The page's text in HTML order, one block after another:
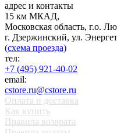
адрес и контакты
15 км МКАД,
Московская область, г.о.
г. Дзержинский, ул.
(схема проезда)
тел:
+7 (495) 921-40-02
email:
cstore.ru@cstore.ru
Оплата и доставка
Как купить
Правила возврата